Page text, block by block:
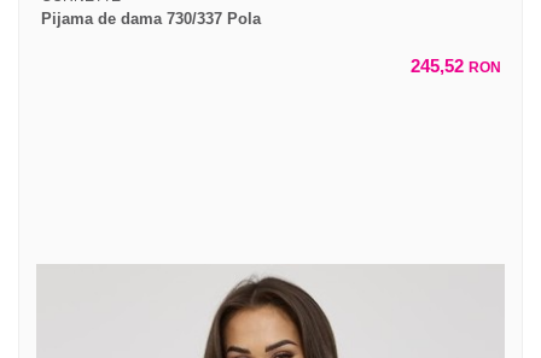
Pijama de dama 730/337 Pola
245,52 RON